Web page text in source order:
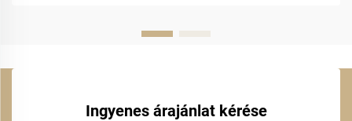
Ingyenes árajánlat kérése